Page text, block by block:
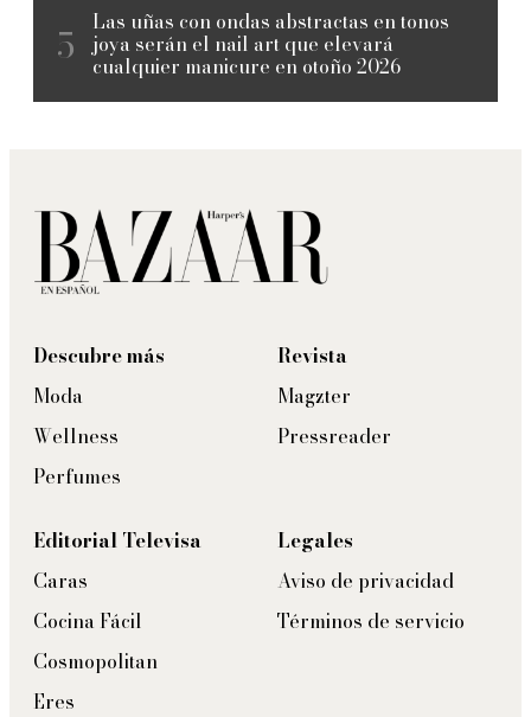
Las uñas con ondas abstractas en tonos
joya serán el nail art que elevará
cualquier manicure en otoño 2026
Descubre más
Moda
Wellness
Perfumes
Revista
Magzter
Pressreader
Editorial Televisa
Caras
Cocina Fácil
Cosmopolitan
Eres
Legales
Aviso de privacidad
Términos de servicio